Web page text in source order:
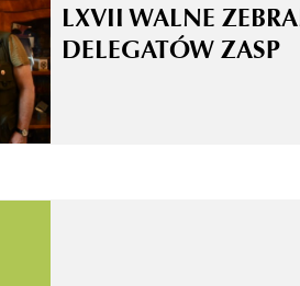
LXVII WALNE
DELEGATÓW ZASP